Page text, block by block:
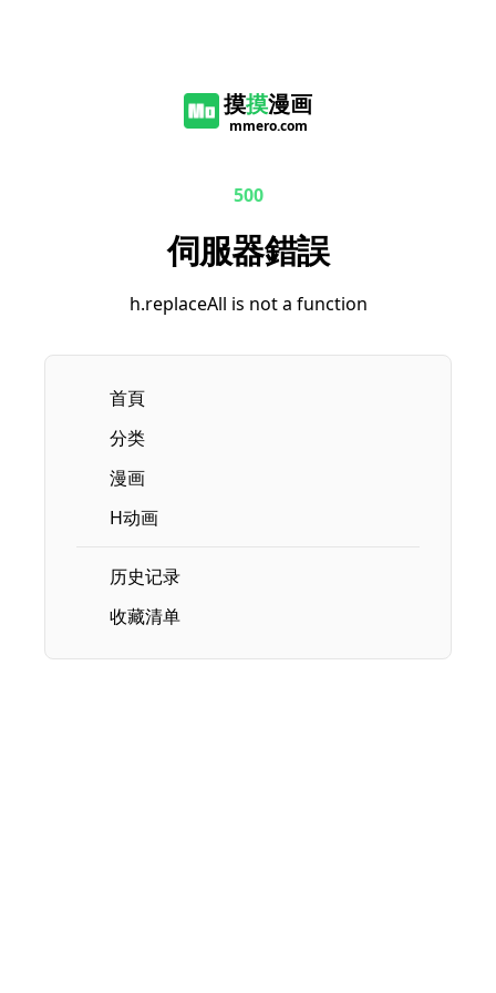
摸摸漫画
mmero.com
500
伺服器錯誤
h.replaceAll is not a function
首頁
分类
漫画
H动画
历史记录
收藏清单